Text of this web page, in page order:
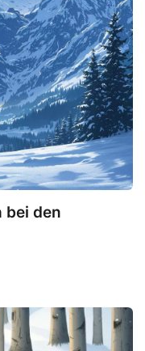
bei den